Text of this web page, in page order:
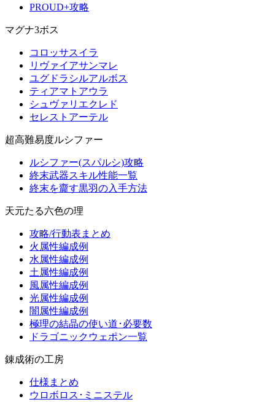
PROUD+攻略
マグナ3ボス
コロッサスイラ
リヴァイアサンマレ
ユグドラシルアルボス
ティアマトアウラ
シュヴァリエクレド
セレストアーテル
超高難易度ルシファー
ルシファー(スパルシ)攻略
終末武器スキル性能一覧
終末を齎す黒羽の入手方法
天元たる六色の理
攻略/行動表まとめ
火属性編成例
水属性編成例
土属性編成例
風属性編成例
光属性編成例
闇属性編成例
極理の結晶の使い道･必要数
ドラゴニックウェポン一覧
錬成術の工房
仕様まとめ
ウロボロス･ミニステル